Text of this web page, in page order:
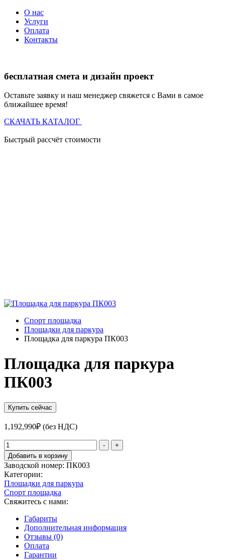
О нас
Услуги
Оплата
Контакты
бесплатная смета и дизайн проект
Оставьте заявку и наш менеджер свяжется с Вами в самое
ближайшее время!
СКАЧАТЬ КАТАЛОГ
Быстрый рассчёт стоимости
Спорт площадка
Площадки для паркура
Площадка для паркура ПК003
Площадка для паркура
ПК003
Купить сейчас
1,192,990₽ (без НДС)
Количество
товара
Площадка
для
паркура
ПК003
-
+
Добавить в корзину
Заводской номер: ПК003
Категории:
Площадки для паркура
Спорт площадка
Свяжитесь с нами:
Габариты
Дополнительная информация
Отзывы (0)
Оплата
Гарантии